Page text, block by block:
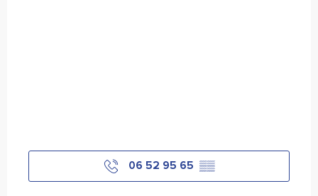
06 52 95 65 ▒▒